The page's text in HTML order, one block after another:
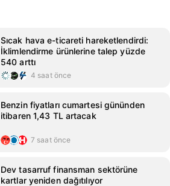
Sıcak hava e-ticareti hareketlendirdi:
İklimlendirme ürünlerine talep yüzde
540 arttı
4 saat önce
Benzin fiyatları cumartesi gününden
itibaren 1,43 TL artacak
7 saat önce
Dev tasarruf finansman sektörüne
kartlar yeniden dağıtılıyor